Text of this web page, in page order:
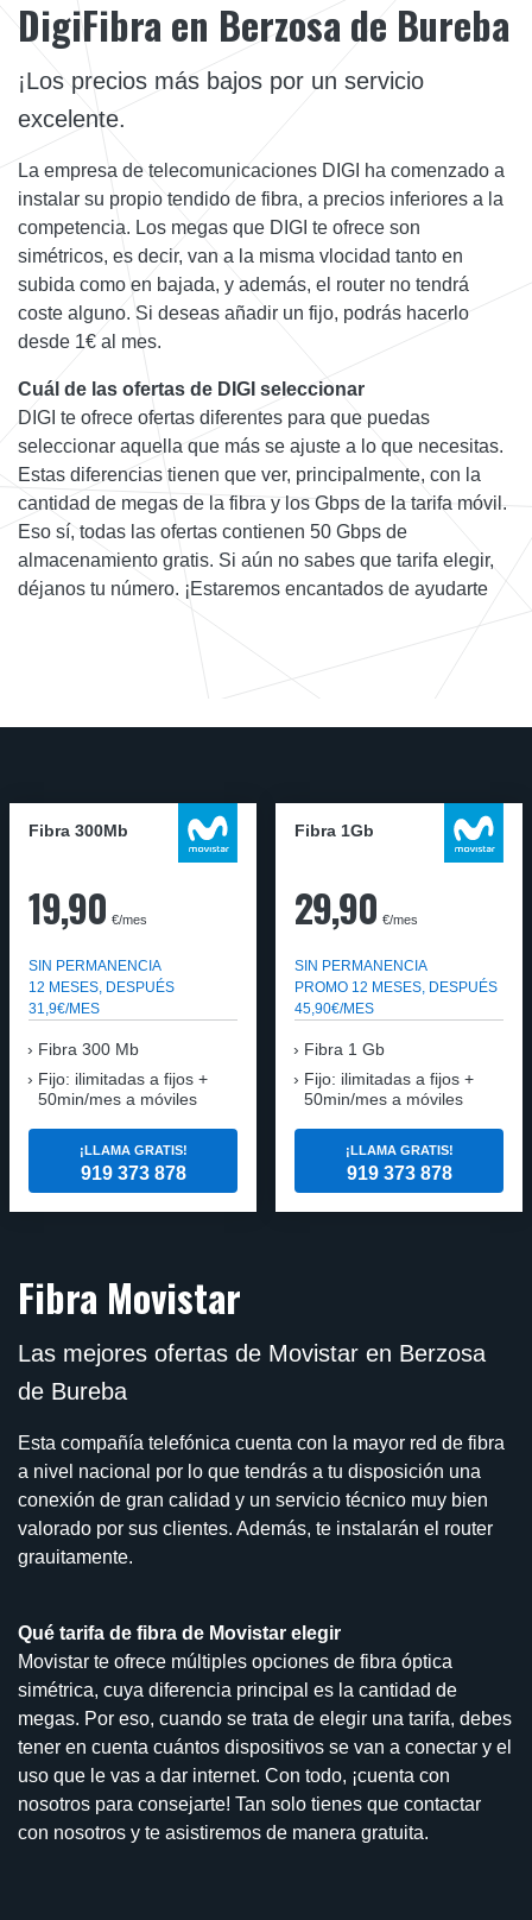
DigiFibra en Berzosa de Bureba
¡Los precios más bajos por un servicio
excelente.
La empresa de telecomunicaciones DIGI ha comenzado a
instalar su propio tendido de fibra, a precios inferiores a la
competencia. Los megas que DIGI te ofrece son
simétricos, es decir, van a la misma vlocidad tanto en
subida como en bajada, y además, el router no tendrá
coste alguno. Si deseas añadir un fijo, podrás hacerlo
desde 1€ al mes.
Cuál de las ofertas de DIGI seleccionar
DIGI te ofrece ofertas diferentes para que puedas
seleccionar aquella que más se ajuste a lo que necesitas.
Estas diferencias tienen que ver, principalmente, con la
cantidad de megas de la fibra y los Gbps de la tarifa móvil.
Eso sí, todas las ofertas contienen 50 Gbps de
almacenamiento gratis. Si aún no sabes que tarifa elegir,
déjanos tu número. ¡Estaremos encantados de ayudarte
Fibra 300Mb
19,90 €/mes
SIN PERMANENCIA
12 MESES, DESPUÉS
31,9€/MES
Fibra 300 Mb
Fijo: ilimitadas a fijos +
50min/mes a móviles
¡LLAMA GRATIS!
919 373 878
Fibra 1Gb
29,90 €/mes
SIN PERMANENCIA
PROMO 12 MESES, DESPUÉS
45,90€/MES
Fibra 1 Gb
Fijo: ilimitadas a fijos +
50min/mes a móviles
¡LLAMA GRATIS!
919 373 878
Fibra Movistar
Las mejores ofertas de Movistar en Berzosa
de Bureba
Esta compañía telefónica cuenta con la mayor red de fibra
a nivel nacional por lo que tendrás a tu disposición una
conexión de gran calidad y un servicio técnico muy bien
valorado por sus clientes. Además, te instalarán el router
grauitamente.
Qué tarifa de fibra de Movistar elegir
Movistar te ofrece múltiples opciones de fibra óptica
simétrica, cuya diferencia principal es la cantidad de
megas. Por eso, cuando se trata de elegir una tarifa, debes
tener en cuenta cuántos dispositivos se van a conectar y el
uso que le vas a dar internet. Con todo, ¡cuenta con
nosotros para consejarte! Tan solo tienes que contactar
con nosotros y te asistiremos de manera gratuita.